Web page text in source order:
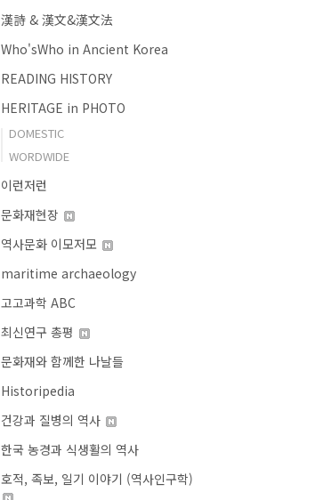
漢詩 & 漢文&漢文法
Who'sWho in Ancient Korea
READING HISTORY
HERITAGE in PHOTO
DOMESTIC
WORDWIDE
이런저런
문화재현장
역사문화 이모저모
maritime archaeology
고고과학 ABC
최신연구 총평
문화재와 함께한 나날들
Historipedia
건강과 질병의 역사
한국 농경과 식생활의 역사
호적, 족보, 일기 이야기 (역사인구학)